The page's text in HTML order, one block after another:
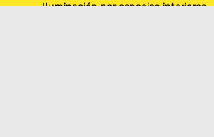
Iluminación por espacios interiores